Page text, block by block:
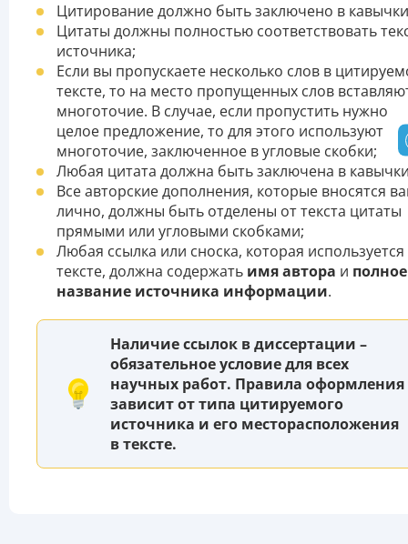
Цитирование должно быть заключено в
Цитаты должны полностью соответствовать
источника;
Если вы пропускаете несколько слов в
тексте, то на место пропущенных слов
многоточие. В случае, если пропустить нужно
целое предложение, то для этого используют
многоточие, заключенное в угловые скобки;
Любая цитата должна быть заключена в
Все авторские дополнения, которые вносятся
лично, должны быть отделены от текста цитаты
прямыми или угловыми скобками;
Любая ссылка или сноска, которая используется
тексте, должна содержать имя автора и полное
название источника информации.
Наличие ссылок в диссертации –
обязательное условие для всех
научных работ. Правила оформления
зависит от типа цитируемого
источника и его месторасположения
в тексте.